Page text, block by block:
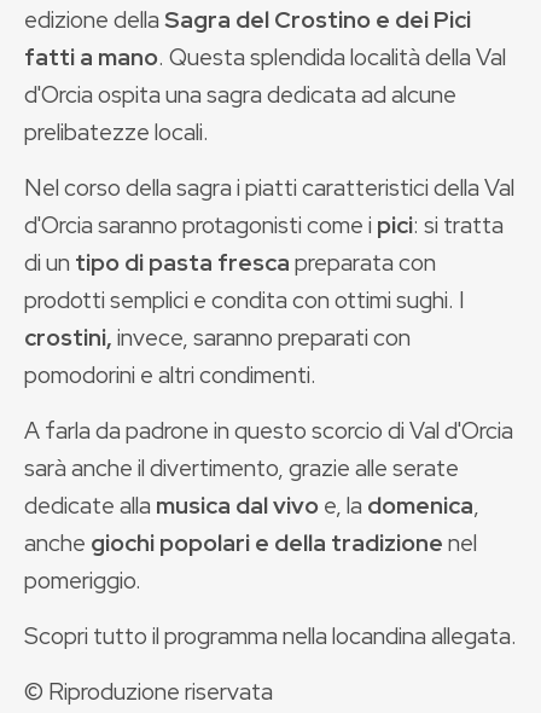
edizione dellaSagra del Crostino e dei Pici
fatti a mano. Questa splendida località della Val
d'Orcia ospita una sagra dedicata ad alcune
prelibatezze locali.
Nel corso della sagra i piatti caratteristici della Val
d'Orcia saranno protagonisti come i pici: si tratta
di un tipo di pasta frescapreparata con
prodotti semplici e condita con ottimi sughi. I
crostini,invece, saranno preparati con
pomodorini e altri condimenti.
A farla da padrone in questo scorcio di Val d'Orcia
sarà anche il divertimento, grazie alle serate
dedicate alla musica dal vivoe, la domenica,
anche giochi popolari e della tradizionenel
pomeriggio.
Scopri tutto il programma nella locandina allegata.
© Riproduzione riservata